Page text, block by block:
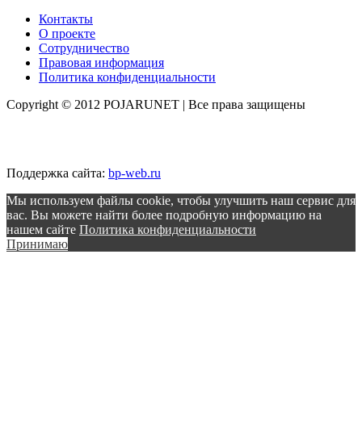
Контакты
О проекте
Сотрудничество
Правовая информация
Политика конфиденциальности
Copyright © 2012 POJARUNET | Все права защищены
Поддержка сайта: bp-web.ru
Мы используем файлы cookie, чтобы улучшить наш сервис для
вас. Вы можете найти более подробную информацию на
нашем сайте Политика конфиденциальности
Принимаю